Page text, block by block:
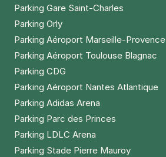
Parking Gare Saint-Charles
Parking Orly
Parking Aéroport Marseille-Provence
Parking Aéroport Toulouse Blagnac
Parking CDG
Parking Aéroport Nantes Atlantique
Parking Adidas Arena
Parking Parc des Princes
Parking LDLC Arena
Parking Stade Pierre Mauroy